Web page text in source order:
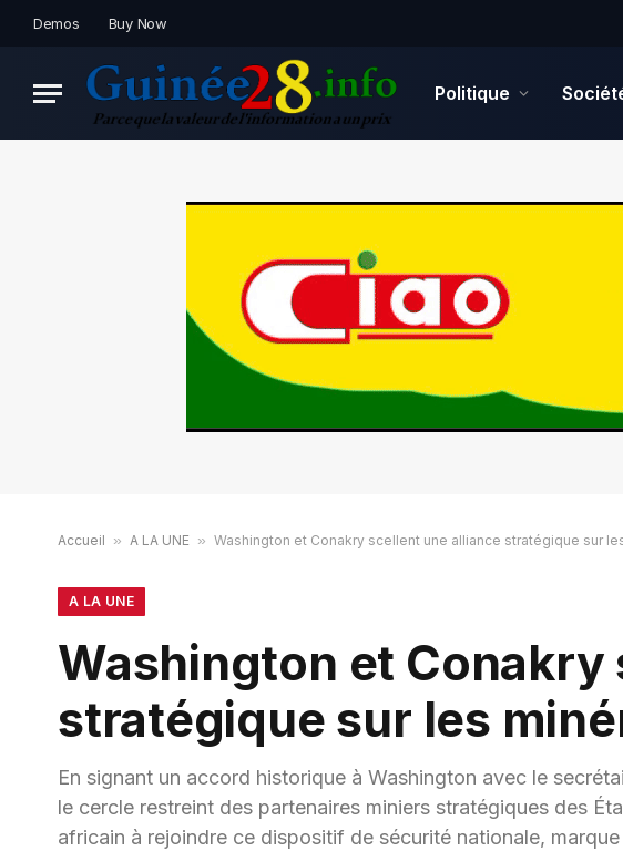
Demos Buy Now
Politique
Accueil » A LA UNE » Washington et Conakry scellent une alliance stratégique sur
A LA UNE
Washington et
stratégique sur les
En signant un accord historique à Washington avec le
le cercle restreint des partenaires miniers stratégiques des
africain à rejoindre ce dispositif de sécurité nationale,